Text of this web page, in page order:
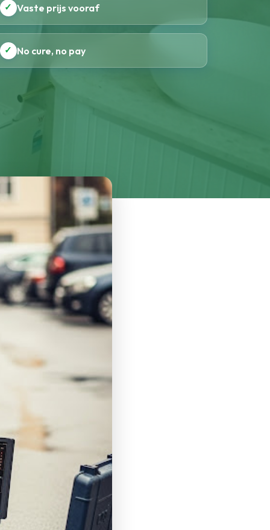
✓ Vaste prijs vooraf
✓ No cure, no pay